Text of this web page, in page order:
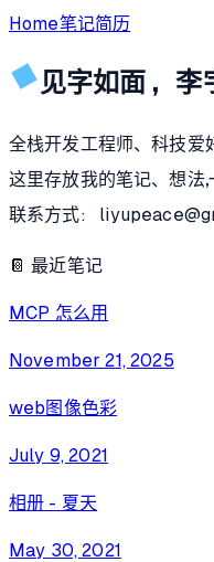
Home笔记简历
见字如面 ， 李
全栈开发工程师、科技爱
这里存放我的笔记、想法
联系方式:
📔 最近笔记
MCP 怎么用
November 21, 2025
web图像色彩
July 9, 2021
相册 - 夏天
May 30, 2021